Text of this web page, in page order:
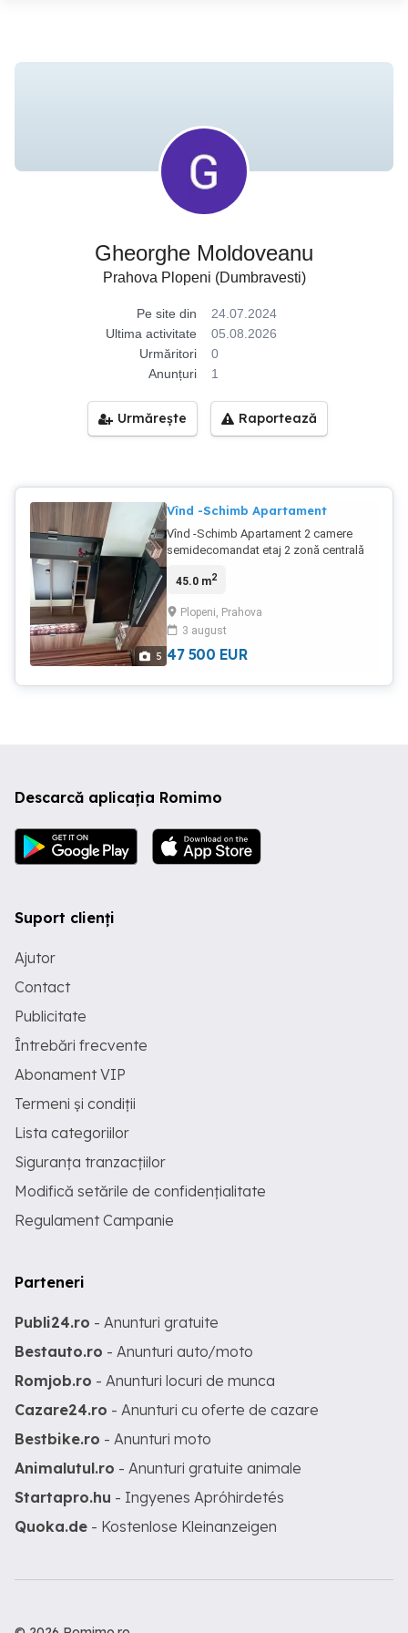
Gheorghe Moldoveanu
Prahova Plopeni (Dumbravesti)
Pe site din
24.07.2024
Ultima activitate
05.08.2026
Urmăritori
0
Anunțuri
1
Urmărește Raportează
5
Vînd -Schimb Apartament
Vînd -Schimb Apartament 2 camere
semidecomandat etaj 2 zonă centrală
centrală și diferența din partea mea
45.0 m2
Plopeni, Prahova
3 august
47 500 EUR
Descarcă aplicația Romimo
Suport clienți
Ajutor
Contact
Publicitate
Întrebări frecvente
Abonament VIP
Termeni și condiții
Lista categoriilor
Siguranța tranzacțiilor
Modifică setările de confidențialitate
Regulament Campanie
Parteneri
Publi24.ro - Anunturi gratuite
Bestauto.ro - Anunturi auto/moto
Romjob.ro - Anunturi locuri de munca
Cazare24.ro - Anunturi cu oferte de cazare
Bestbike.ro - Anunturi moto
Animalutul.ro - Anunturi gratuite animale
Startapro.hu - Ingyenes Apróhirdetés
Quoka.de - Kostenlose Kleinanzeigen